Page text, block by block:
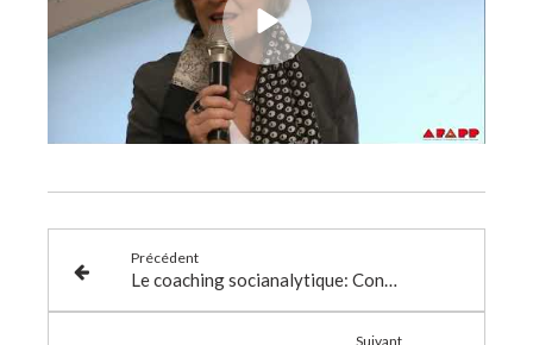
Précédent
Le coaching socianalytique: Conférence-Atelier Mardi 14 mai 2019 à partir de 18h45
Suivant